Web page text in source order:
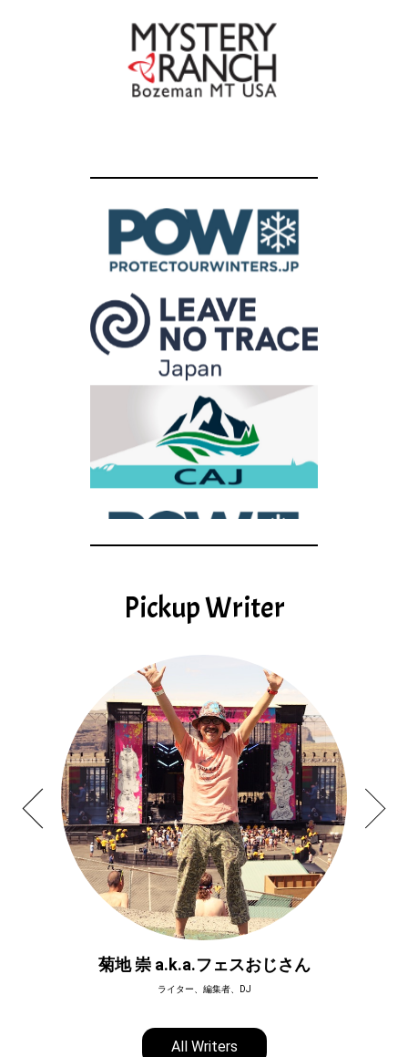
Pickup Writer
菊地 崇 a.k.a.フェスおじさん
ライター、編集者、DJ
All Writers